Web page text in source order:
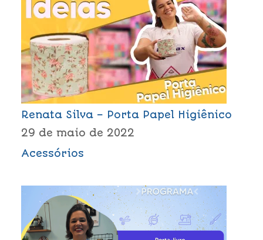
Renata Silva – Porta Papel Higiênico
29 de maio de 2022
Acessórios